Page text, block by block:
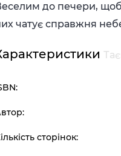
до печери, щоб
чатує справжня
сторінок: